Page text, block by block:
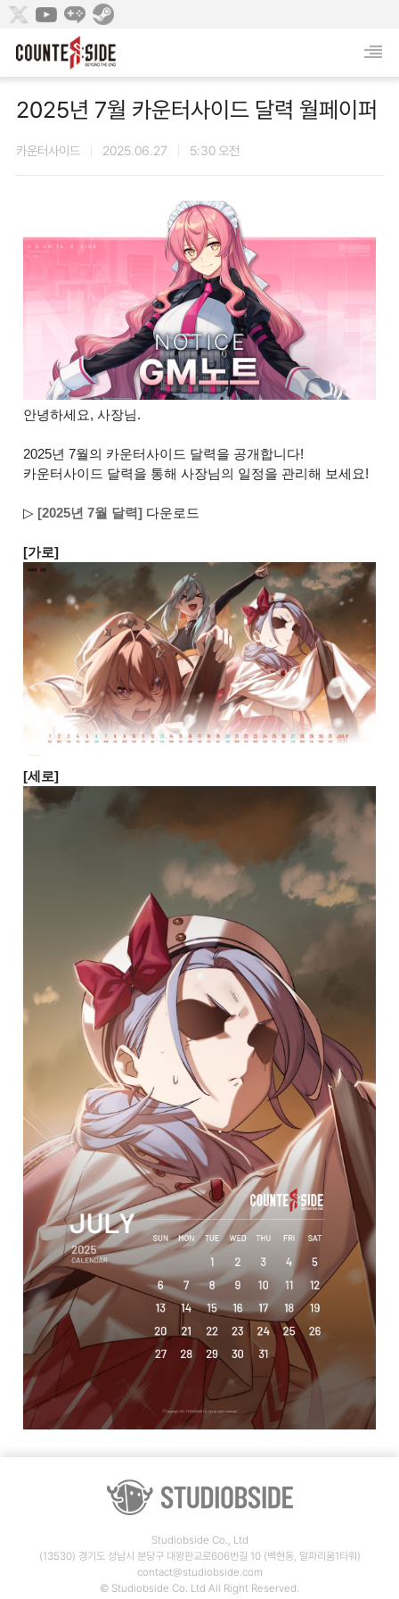
2025년 7월 카운터사이드 달력 월페이퍼
카운터사이드 2025.06.27 5:30 오전
안녕하세요, 사장님.
2025년 7월의 카운터사이드 달력을 공개합니다!
카운터사이드 달력을 통해 사장님의 일정을 관리해 보세요!
▷ [2025년 7월 달력] 다운로드
[가로]
[세로]
Studiobside Co., Ltd
(13530) 경기도 성남시 분당구 대왕판교로606번길 10 (백현동, 알파리움1타워)
contact@studiobside.com
© Studiobside Co. Ltd All Right Reserved.